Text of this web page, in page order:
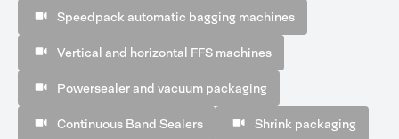
Speedpack automatic bagging machines
Vertical and horizontal FFS machines
Powersealer and vacuum packaging
Continuous Band Sealers Shrink packaging